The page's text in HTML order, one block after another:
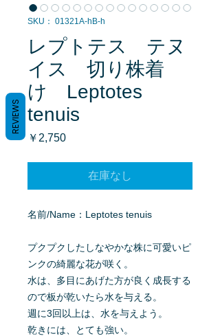
SKU： 01321A-hB-h
レプトテス テヌ
イス 切り株着
け Leptotes
tenuis
￥2,750価
在庫なし
名前/Name：Leptotes tenuis
プクプクしたしなやかな株に可愛いピ
ンクの綺麗な花が咲く。
水は、多目にあげた方が良く成長する
ので板が乾いたら水を与える。
週に3回以上は、水を与えよう。
乾きには、とても強い。
REVIEWS